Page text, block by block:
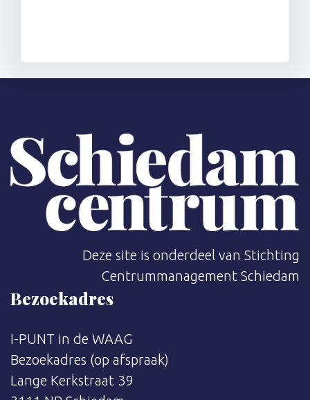
Deze site is onderdeel van Stichting
Centrummanagement Schiedam
Bezoekadres
I-PUNT in de WAAG
Bezoekadres (op afspraak)
Lange Kerkstraat 39